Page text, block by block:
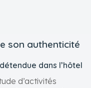
son authenticité
dans l’hôtel
d’activités